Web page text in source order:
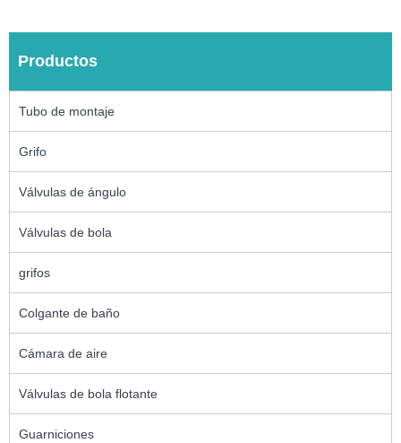
Productos
Tubo de montaje
Grifo
Válvulas de ángulo
Válvulas de bola
grifos
Colgante de baño
Cámara de aire
Válvulas de bola flotante
Guarniciones